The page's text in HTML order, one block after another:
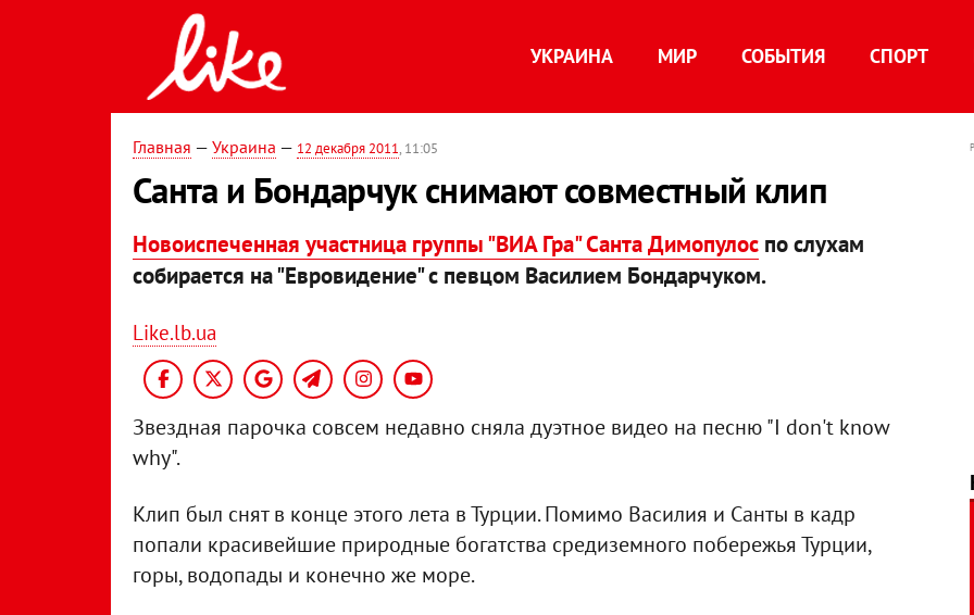
УКРАИНА МИР СОБЫТИЯ СПОРТ
Главная — Украина — 12 декабря 2011, 11:05
Санта и Бондарчук снимают совместный клип
Новоиспеченная участница группы "ВИА Гра" Санта Димопулос по слухам
собирается на "Евровидение" с певцом Василием Бондарчуком.
Like.lb.ua
Звездная парочка совсем недавно сняла дуэтное видео на песню "I don't know
why".
Клип был снят в конце этого лета в Турции. Помимо Василия и Санты в кадр
попали красивейшие природные богатства средиземного побережья Турции,
горы, водопады и конечно же море.